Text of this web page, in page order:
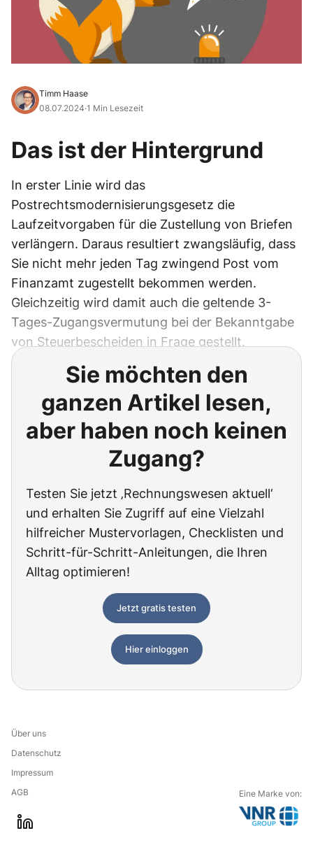
Timm Haase
08.07.2024·1 Min Lesezeit
Das ist der Hintergrund
In erster Linie wird das
Postrechtsmodernisierungsgesetz die
Laufzeitvorgaben für die Zustellung von Briefen
verlängern. Daraus resultiert zwangsläufig, dass
Sie nicht mehr jeden Tag zwingend Post vom
Finanzamt zugestellt bekommen werden.
Gleichzeitig wird damit auch die geltende 3-
Tages-Zugangsvermutung bei der Bekanntgabe
von Steuerbescheiden in Frage gestellt.
Sie möchten den
ganzen Artikel lesen,
aber haben noch keinen
Zugang?
Testen Sie jetzt ‚Rechnungswesen aktuell‘
und erhalten Sie Zugriff auf eine Vielzahl
hilfreicher Mustervorlagen, Checklisten und
Schritt-für-Schritt-Anleitungen, die Ihren
Alltag optimieren!
Jetzt gratis testen
Hier einloggen
Über uns
Datenschutz
Impressum
AGB
Eine Marke von: